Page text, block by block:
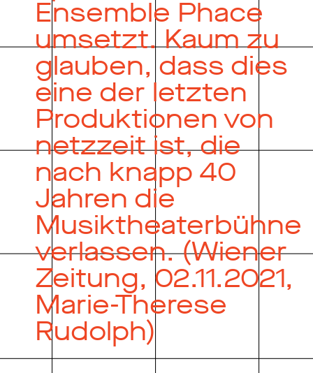
Ensemble Phace
umsetzt. Kaum zu
glauben, dass dies
eine der letzten
Produktionen von
netzzeit ist, die
nach knapp 40
Jahren die
Musiktheaterbühne
verlassen. (Wiener
Zeitung, 02.11.2021,
Marie-Therese
Rudolph)